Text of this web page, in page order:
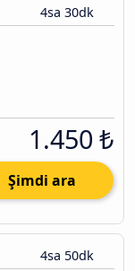
4sa 30dk
1.450 ₺
Şimdi ara
4sa 50dk